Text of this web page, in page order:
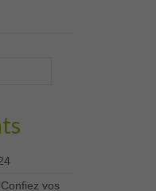
vos